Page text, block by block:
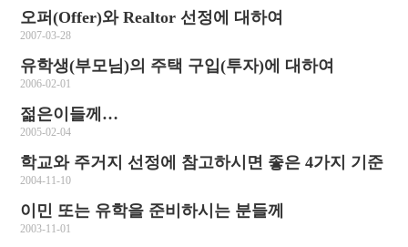
오퍼(Offer)와 Realtor 선정에 대하여
2007-03-28
유학생(부모님)의 주택 구입(투자)에 대하여
2006-02-01
젊은이들께…
2005-02-04
학교와 주거지 선정에 참고하시면 좋은 4가지 기준
2004-11-10
이민 또는 유학을 준비하시는 분들께
2003-11-01